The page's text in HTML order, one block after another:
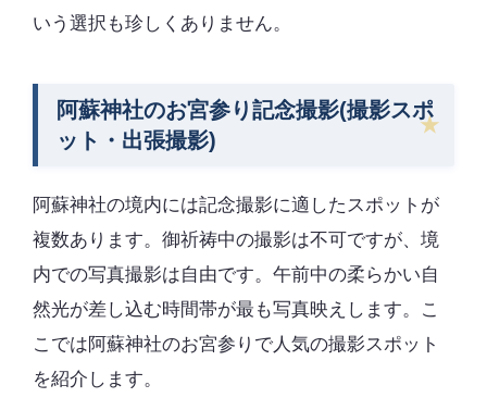
いう選択も珍しくありません。
阿蘇神社のお宮参り記念撮影(撮影スポ
ット・出張撮影)
阿蘇神社の境内には記念撮影に適したスポットが
複数あります。御祈祷中の撮影は不可ですが、境
内での写真撮影は自由です。午前中の柔らかい自
然光が差し込む時間帯が最も写真映えします。こ
こでは阿蘇神社のお宮参りで人気の撮影スポット
を紹介します。